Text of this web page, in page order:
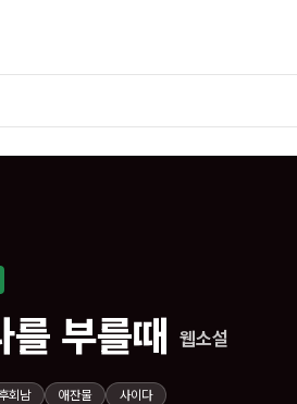
부를때 웹소설
회남 애잔물 사이다